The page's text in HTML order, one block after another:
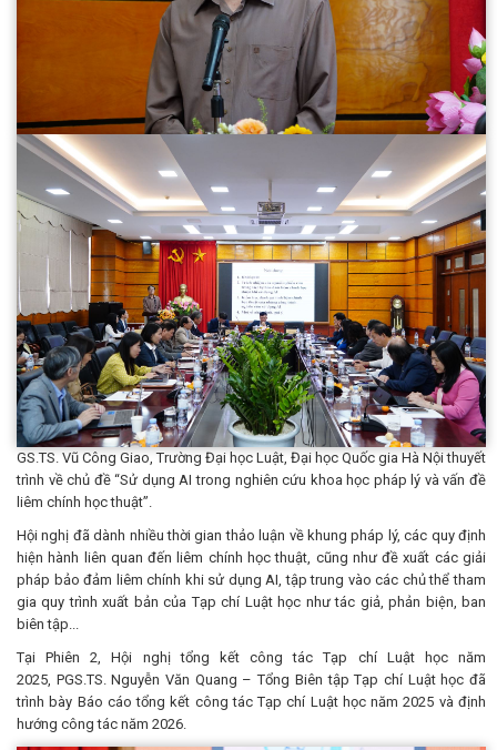
GS.TS. Vũ Công Giao, Trường Đại học Luật, Đại học Quốc gia Hà Nội thuyết
trình về chủ đề “Sử dụng AI trong nghiên cứu khoa học pháp lý và vấn đề
liêm chính học thuật”.
Hội nghị đã dành nhiều thời gian thảo luận về khung pháp lý, các quy định
hiện hành liên quan đến liêm chính học thuật, cũng như đề xuất các giải
pháp bảo đảm liêm chính khi sử dụng AI, tập trung vào các chủ thể tham
gia quy trình xuất bản của Tạp chí Luật học như tác giả, phản biện, ban
biên tập...
Tại Phiên 2, Hội nghị tổng kết công tác Tạp chí Luật học năm
2025, PGS.TS. Nguyễn Văn Quang – Tổng Biên tập Tạp chí Luật học đã
trình bày Báo cáo tổng kết công tác Tạp chí Luật học năm 2025 và định
hướng công tác năm 2026.